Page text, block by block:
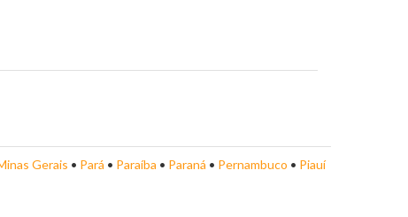
Gerais • Pará • Paraíba • Paraná • Pernambuco • Piauí